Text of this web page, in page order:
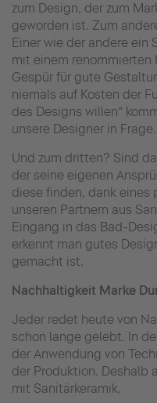
zum Design, der zum
geworden ist. Zum
Einer wie der andere ein
mit einem renommierten
Gespür für gute
niemals auf Kosten der
des Designs willen“
unsere Designer in Frage.
Und zum dritten? Sind
der seine eigenen
diese finden, dank eines
unseren Partnern aus
Eingang in das Bad-
erkennt man gutes
gemacht ist.
Nachhaltigkeit Marke
Jeder redet heute von
schon lange gelebt. In
der Anwendung von
der Produktion. Deshalb
mit Sanitärkeramik.